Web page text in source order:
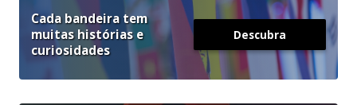
Cada bandeira tem
muitas histórias e
curiosidades
Descubra